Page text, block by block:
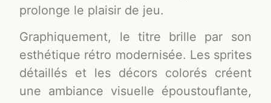
prolonge le plaisir de jeu.
Graphiquement, le titre brille par son
esthétique rétro modernisée. Les sprites
détaillés et les décors colorés créent
une ambiance visuelle époustouflante,